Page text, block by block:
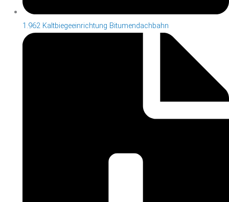
1.962 Kaltbiegeeinrichtung Bitumendachbahn